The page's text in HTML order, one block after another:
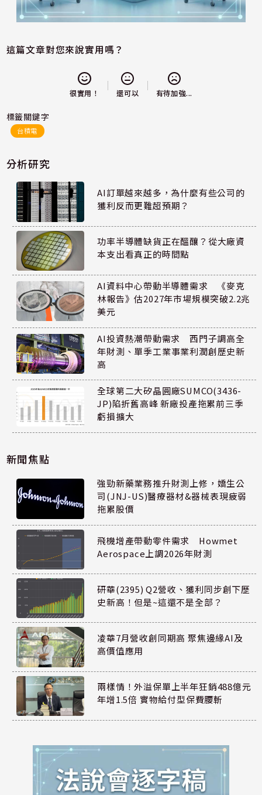
這篇文章對您來說實用嗎？
很實用！ 還可以 有待加強...
標籤關鍵字
台積電
分析研究
AI訂單越來越多，為什麼有些公司的
獲利反而更難超預期？
功率半導體缺貨正在醞釀？從大廠資
本支出看真正的時間點
AI資料中心帶動半導體需求 《麥克
林報告》估2027年市場規模突破2.2兆
美元
AI投資熱潮帶動需求 西門子調高全
年財測、單季工業事業利潤創歷史新
高
全球第二大矽晶圓廠SUMCO(3436-
JP)陷折舊高峰 新廠投產拖累前三季
虧損擴大
新聞焦點
強勁新藥業務推升財測上修，嬌生公
司(JNJ-US)醫療器材&器械表現疲弱
拖累股價
飛機增產帶動零件需求 Howmet
Aerospace上調2026年財測
研華(2395) Q2營收、獲利同步創下歷
史新高！但是~這還不是全部？
凌華7月營收創同期高 聚焦邊緣AI及
高價值應用
兩樣情！外溢保單上半年狂銷488億元
年增1.5倍 實物給付型保費腰斬